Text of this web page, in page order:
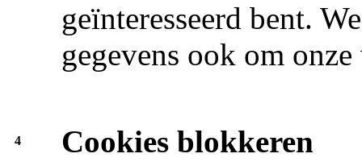
geïnteresseerd bent.
gegevens ook om
4
Cookies blokkeren